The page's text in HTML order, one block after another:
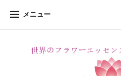
メニュー